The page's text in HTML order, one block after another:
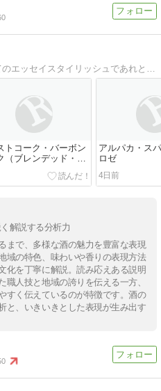
読書、音楽、酒などについてのエッセイスタイリッシュであれという理想から離れていくことへのささやかなる抵抗の試み
トコーク・バーボン
（ブレンデッド・ア
シュ）
アルパカ・ス
ロゼ
4日前
解説する分析力
まで、多様な酒の魅力を豊富な表現
域の特色、味わいや香りの表現方法
化を丁寧に解説。読み応えある説明
職人技と地域の誇りを伝える一方、
すく伝えているのが特徴です。酒の
と、いきいきとした表現が生み出す